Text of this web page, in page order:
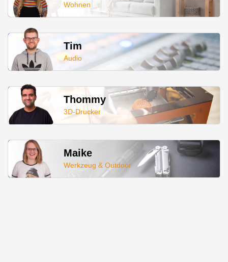
Wohnen
Tim
Audio
Thommy
3D-Drucker
Maike
Werkzeug & Outdoor